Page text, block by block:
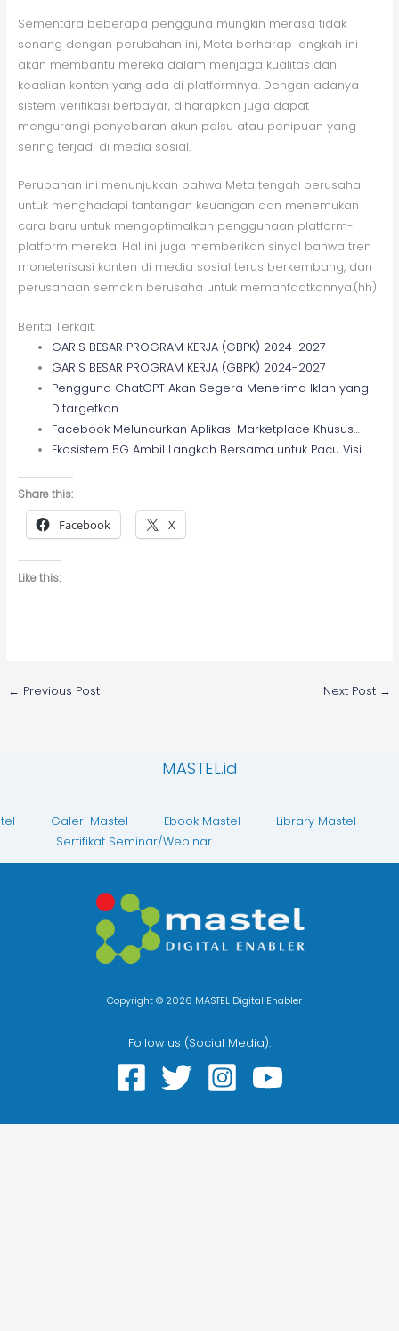
Sementara beberapa pengguna mungkin merasa tidak
senang dengan perubahan ini, Meta berharap langkah ini
akan membantu mereka dalam menjaga kualitas dan
keaslian konten yang ada di platformnya. Dengan adanya
sistem verifikasi berbayar, diharapkan juga dapat
mengurangi penyebaran akun palsu atau penipuan yang
sering terjadi di media sosial.
Perubahan ini menunjukkan bahwa Meta tengah berusaha
untuk menghadapi tantangan keuangan dan menemukan
cara baru untuk mengoptimalkan penggunaan platform-
platform mereka. Hal ini juga memberikan sinyal bahwa tren
moneterisasi konten di media sosial terus berkembang, dan
perusahaan semakin berusaha untuk memanfaatkannya.(hh)
Berita Terkait:
GARIS BESAR PROGRAM KERJA (GBPK) 2024-2027
GARIS BESAR PROGRAM KERJA (GBPK) 2024-2027
Pengguna ChatGPT Akan Segera Menerima Iklan yang
Ditargetkan
Facebook Meluncurkan Aplikasi Marketplace Khusus…
Ekosistem 5G Ambil Langkah Bersama untuk Pacu Visi…
Share this:
Facebook X
Like this:
← Previous Post Next Post →
MASTEL.id
Galeri Mastel Ebook Mastel
Library Mastel
Sertifikat Seminar/Webinar
Copyright © 2026 MASTEL Digital Enabler
Follow us (Social Media):